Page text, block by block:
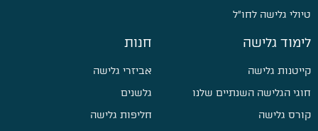
טיולי גלישה לחו״ל
לימוד גלישה
קייטנות גלישה
חוגי הגלישה השנתיים שלנו
קורס גלישה
חנות
אביזרי גלישה
גלשנים
חליפות גלישה